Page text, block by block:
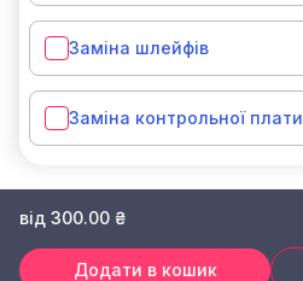
Заміна шлейфів
Заміна контрольної плати
від 300.00 ₴
Додати в кошик